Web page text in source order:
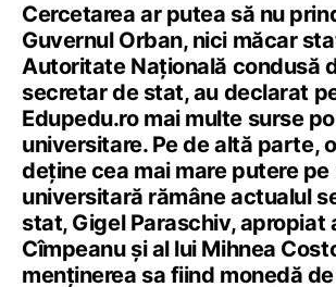
Cercetarea ar putea să nu
Guvernul Orban, nici măcar
Autoritate Națională condusă
secretar de stat, au declarat
Edupedu.ro mai multe surse
universitare. Pe de altă parte,
deține cea mai mare putere pe
universitară rămâne actualul
stat, Gigel Paraschiv, apropiat
Cîmpeanu și al lui Mihnea
menținerea sa fiind monedă